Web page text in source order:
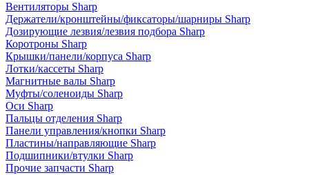
Вентиляторы Sharp
Держатели/кронштейны/фиксаторы/шарниры Sharp
Дозирующие лезвия/лезвия подбора Sharp
Коротроны Sharp
Крышки/панели/корпуса Sharp
Лотки/кассеты Sharp
Магнитные валы Sharp
Муфты/соленоиды Sharp
Оси Sharp
Пальцы отделения Sharp
Панели управления/кнопки Sharp
Пластины/направляющие Sharp
Подшипники/втулки Sharp
Прочие запчасти Sharp